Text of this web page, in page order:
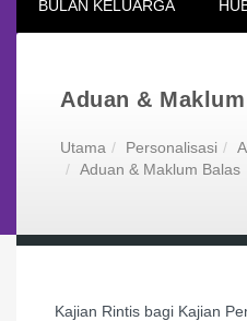
BULAN KELUARGA
Aduan &
Utama Personalisasi
Aduan & Maklum Balas
Kajian Rintis bagi Kajian